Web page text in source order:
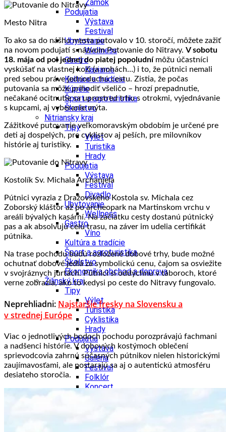
Zámok
Podujatia
Výstava
Festival
Ubytovanie
Wellness
Gastro
Kaviarne
Kultúra a tradície
Kúpele
Šport a agroturistika
Školstvo
Nitriansky kraj
Tipy
Výlet
Turistika
Hrady
Podujatia
Výstava
Festival
Divadlo
Ubytovanie
Wellness
Gastro
Víno
Kultúra a tradície
Šport a agroturistika
Školstvo
Ekonomika obchod a doprava
Žilinský kraj
Tipy
Výlet
Turistika
Cyklistika
Hrady
Podujatia
Výstava
Galéria
Festival
Folklór
Koncert
Ubytovanie
Mesto Nitra
To ako sa do nášho mesta putovalo v 10. storočí, môžete zažiť
na novom podujatí s názvom Putovanie do Nitravy. V sobotu
18. mája od pol jednej do piatej popoludnímôžu účastníci
vyskúšať na vlastnej koži (a nohách…) i to, že pútnici nemali
pred sebou práve jednoduchú cestu. Zistia, že počas
putovania sa môže prihodiť všeličo – hrozí prepadnutie,
nečakané ocitnutie sa uprostred trhu s otrokmi, vyjednávanie
s kupcami, aj vyberanie mýta.
Zážitkové putovanie veľkomoravským obdobím je určené pre
deti aj dospelých, pre cyklistov aj peších, pre milovníkov
histórie aj turistiky.
Kostolík Sv. Michala Archanjela
Pútnici vyrazia z Dražovskeho Kostola sv. Michala cez
Zoborský kláštor až po archeopark na Martinskom vrchu v
areáli bývalých kasární. Na začiatku cesty dostanú pútnický
pas a ak absolvujú celú trasu, na záver im udelia certifikát
pútnika.
Na trase pochodu budú rozložené dobové trhy, bude možné
ochutnať dobové jedlá za symbolickú cenu, čajom sa osviežite
v svojráznych jurtách. Pútnici si oddýchnu v táboroch, ktoré
verne zobrazia, ako to kedysi po ceste do Nitravy fungovalo.
Neprehliadni: Najstaršie fresky na Slovensku a
v strednej Európe
Viac o jednotlivých bodoch pochodu porozprávajú fachmani
a nadšenci histórie. V dobových kostýmoch oblečení
sprievodcovia zahrnú súčasných pútnikov nielen historickými
zaujímavosťami, ale postarajú sa aj o autentickú atmosféru
desiateho storočia.